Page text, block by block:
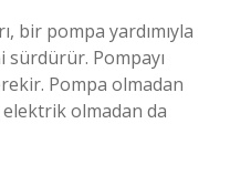
bir pompa yardımıyla
sürdürür. Pompayı
Pompa olmadan
elektrik olmadan da